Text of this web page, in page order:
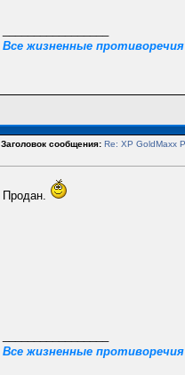
Все жизненные
Заголовок сообщения: Re: XP
Продан.
Все жизненные